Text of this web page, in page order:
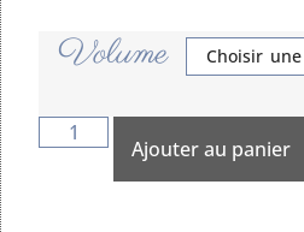
Volume
Ajouter au panier